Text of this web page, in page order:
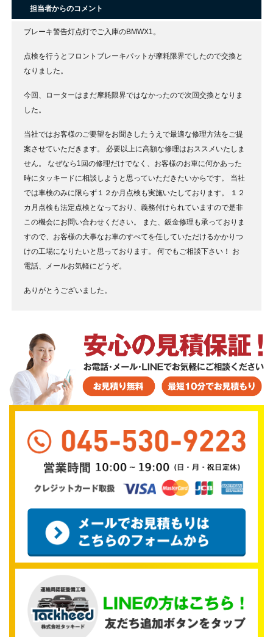
担当者からのコメント
ブレーキ警告灯点灯でご入庫のBMWX1。
点検を行うとフロントブレーキパットが摩耗限界でしたので交換と
なりました。
今回、ローターはまだ摩耗限界ではなかったので次回交換となりま
した。
当社ではお客様のご要望をお聞きしたうえで最適な修理方法をご提
案させていただきます。
必要以上に高額な修理はおススメいたしま
せん。
なぜなら1回の修理だけでなく、お客様のお車に何かあった
時にタッキードに相談しようと思っていただきたいからです。
当社
では車検のみに限らず１２か月点検も実施いたしております。
１２
カ月点検も法定点検となっており、義務付けられていますので是非
この機会にお問い合わせください。
また、鈑金修理も承っておりま
すので、お客様の大事なお車のすべてを任していただけるかかりつ
けの工場になりたいと思っております。
何でもご相談下さい！
お
電話、メールお気軽にどうぞ。
ありがとうございました。